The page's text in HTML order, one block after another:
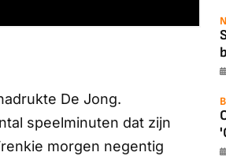
De Jong.
speelminuten dat zijn
morgen negentig